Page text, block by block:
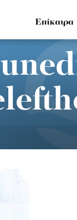
Επίκαιρα